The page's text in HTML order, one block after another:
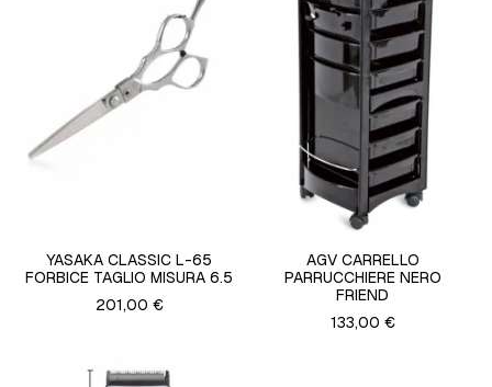
YASAKA CLASSIC L-65
FORBICE TAGLIO MISURA 6.5
201,00 €
AGV CARRELLO
PARRUCCHIERE NERO
FRIEND
133,00 €